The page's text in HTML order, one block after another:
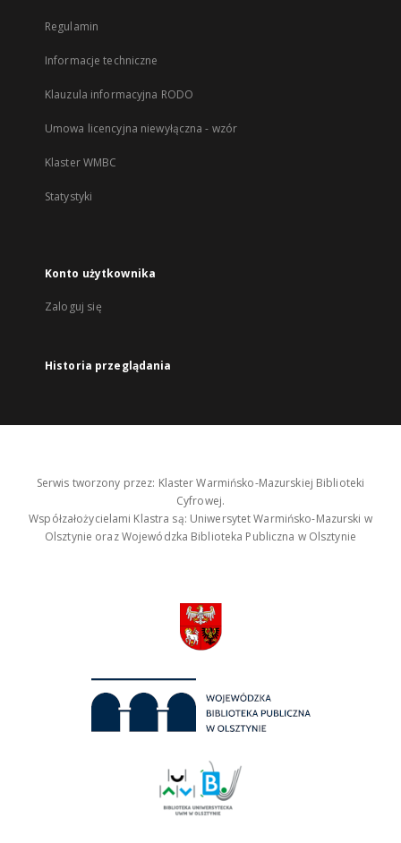
Regulamin
Informacje techniczne
Klauzula informacyjna RODO
Umowa licencyjna niewyłączna - wzór
Klaster WMBC
Statystyki
Konto użytkownika
Zaloguj się
Historia przeglądania
Serwis tworzony przez: Klaster Warmińsko-Mazurskiej Biblioteki
Cyfrowej.
Współzałożycielami Klastra są: Uniwersytet Warmińsko-Mazurski w
Olsztynie oraz Wojewódzka Biblioteka Publiczna w Olsztynie